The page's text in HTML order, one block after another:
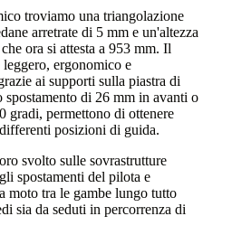
troviamo una triangolazione
arretrate di 5 mm e un'altezza
ora si attesta a 953 mm. Il
ergonomico e
ai supporti sulla piastra di
spostamento di 26 mm in avanti o
gradi, permettono di ottenere
posizioni di guida.
svolto sulle sovrastrutture
spostamenti del pilota e
tra le gambe lungo tutto
sia da seduti in percorrenza di